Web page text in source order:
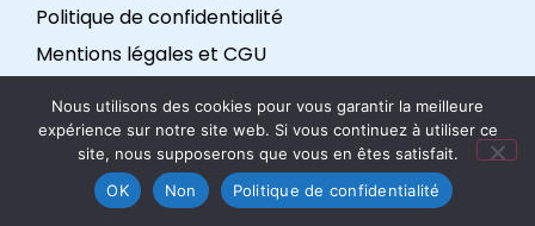
Politique de confidentialité
Mentions légales et CGU
Nous suivre
Nous utilisons des cookies pour vous garantir la meilleure
expérience sur notre site web. Si vous continuez à utiliser ce
site, nous supposerons que vous en êtes satisfait.
OK
Non Politique de confidentialité